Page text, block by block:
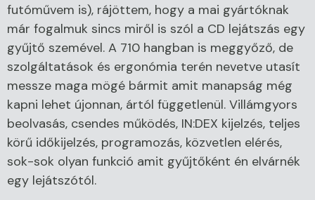
futóművem is), rájöttem, hogy a mai gyártóknak
már fogalmuk sincs miről is szól a CD lejátszás egy
gyűjtő szemével. A 710 hangban is meggyőző, de
szolgáltatások és ergonómia terén nevetve utasít
messze maga mögé bármit amit manapság még
kapni lehet újonnan, ártól függetlenül. Villámgyors
beolvasás, csendes működés, IN:DEX kijelzés, teljes
körű időkijelzés, programozás, közvetlen elérés,
sok-sok olyan funkció amit gyűjtőként én elvárnék
egy lejátszótól.